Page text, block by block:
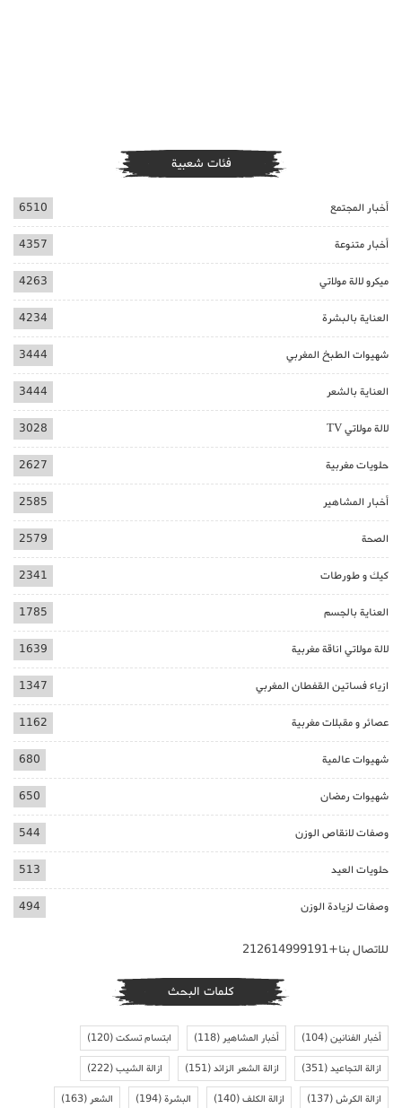
فئات شعبية
أخبار المجتمع 6510
أخبار متنوعة 4357
ميكرو لالة مولاتي 4263
العناية بالبشرة 4234
شهيوات الطبخ المغربي 3444
العناية بالشعر 3444
لالة مولاتي TV 3028
حلويات مغربية 2627
أخبار المشاهير 2585
الصحة 2579
كيك و طورطات 2341
العناية بالجسم 1785
لالة مولاتي اناقة مغربية 1639
ازياء فساتين القفطان المغربي 1347
عصائر و مقبلات مغربية 1162
شهيوات عالمية 680
شهيوات رمضان 650
وصفات لانقاص الوزن 544
حلويات العيد 513
وصفات لزيادة الوزن 494
للاتصال بنا+212614999191
كلمات البحث
أخبار الفنانين(104) أخبار المشاهير(118) ابتسام تسكت(120)
ازالة التجاعيد(351) ازالة الشعر الزائد(151) ازالة الشيب(222)
ازالة الكرش(137) ازالة الكلف(140) البشرة(194) الشعر(163)